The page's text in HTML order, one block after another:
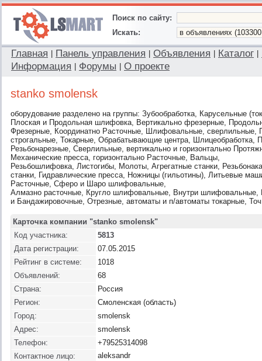
Поиск по сайту:
Искать:
Главная Панель управления Объявления Каталог
Информация
Форумы О проекте
stanko smolensk
оборудование разделено на группы: Зубообработка, Карусельные
Плоская и Продольная шлифовка, Вертикально фрезерные,
Фрезерные, Координатно Расточные, Шлифовальные, сверлильные,
строгальные, Токарные, Обрабатывающие центра, Шлицеобработка,
Резьбонарезные, Сверлильные, вертикально и горизонтально
Механические пресса, горизонтально Расточные, Вальцы,
Резьбошлифовка, Листогибы, Молоты, Агрегатные станки,
станки, Гидравлические пресса, Ножницы (гильотины), Литьевые
Расточные, Сферо и Шаро шлифовальные,
Алмазно расточные, Кругло шлифовальные, Внутри
и Бандажировочные, Отрезные, автоматы и п/автоматы токарные,
Карточка компании "stanko smolensk"
Код участника:
5813
Дата регистрации:
07.05.2015
Рейтинг в системе:
1018
Объявлений:
68
Страна:
Россия
Регион:
Смоленская (область)
Город:
smolensk
Адрес:
smolensk
Телефон:
+79525314098
Контактное лицо:
aleksandr